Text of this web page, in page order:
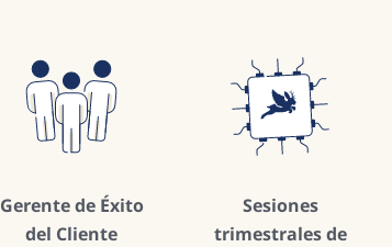
Gerente de Éxito
del Cliente
Sesiones
trimestrales de